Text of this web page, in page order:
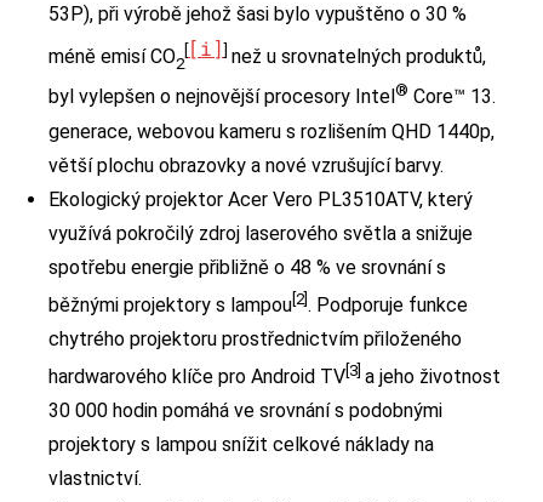
53P), při výrobě jehož šasi bylo vypuštěno o 30 %
méně emisí CO2
[i] než u srovnatelných produktů,
byl vylepšen o nejnovější procesory Intel ® Core™ 13.
generace, webovou kameru s rozlišením QHD 1440p,
větší plochu obrazovky a nové vzrušující barvy.
Ekologický projektor Acer Vero PL3510ATV, který
využívá pokročilý zdroj laserového světla a snižuje
spotřebu energie přibližně o 48 % ve srovnání s
běžnými projektory s lampou[2]. Podporuje funkce
chytrého projektoru prostřednictvím přiloženého
hardwarového klíče pro Android TV [3] a jeho životnost
30 000 hodin pomáhá ve srovnání s podobnými
projektory s lampou snížit celkové náklady na
vlastnictví.